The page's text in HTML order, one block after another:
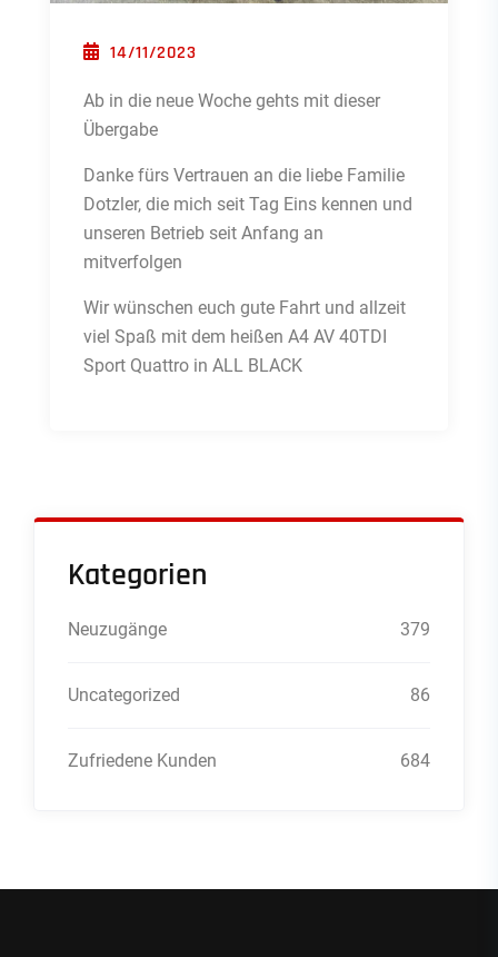
POSTED ON
14/11/2023
Ab in die neue Woche gehts mit dieser
Übergabe
Danke fürs Vertrauen an die liebe Familie
Dotzler, die mich seit Tag Eins kennen und
unseren Betrieb seit Anfang an
mitverfolgen
Wir wünschen euch gute Fahrt und allzeit
viel Spaß mit dem heißen A4 AV 40TDI
Sport Quattro in ALL BLACK
Kategorien
Neuzugänge 379
Uncategorized 86
Zufriedene Kunden 684